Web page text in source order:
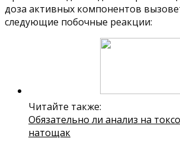
доза активных компонентов
следующие побочные реакции:
Читайте также:
Обязательно ли анализ на
натощак